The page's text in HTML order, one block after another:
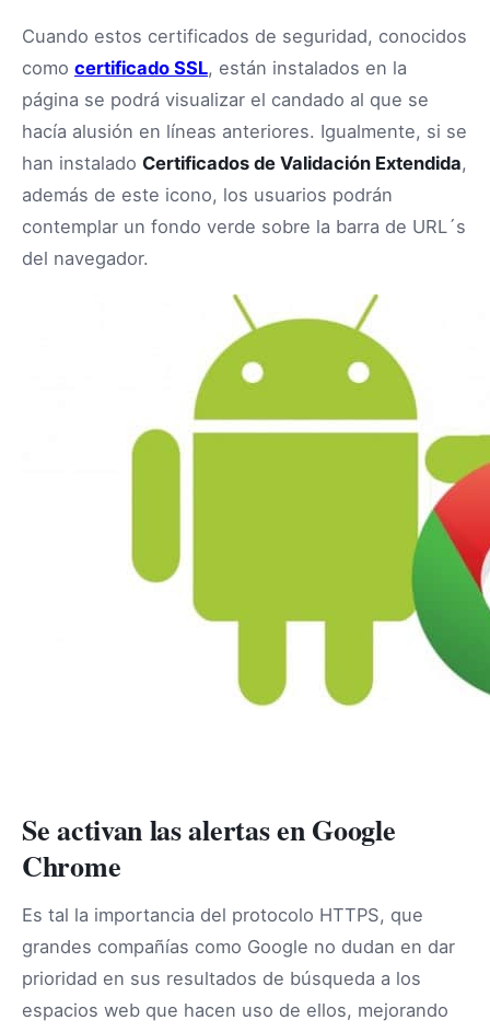
Cuando estos certificados de seguridad, conocidos
como certificado SSL, están instalados en la
página se podrá visualizar el candado al que se
hacía alusión en líneas anteriores. Igualmente, si se
han instalado Certificados de Validación Extendida,
además de este icono, los usuarios podrán
contemplar un fondo verde sobre la barra de URL´s
del navegador.
Se activan las alertas en Google
Chrome
Es tal la importancia del protocolo HTTPS, que
grandes compañías como Google no dudan en dar
prioridad en sus resultados de búsqueda a los
espacios web que hacen uso de ellos, mejorando